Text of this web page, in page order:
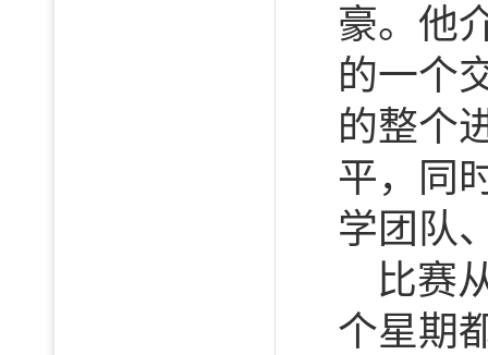
豪。他
的一个
的整个
平，同
学团队
比赛
个星期